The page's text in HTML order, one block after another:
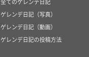
ゲレンデ日記（写真）
ゲレンデ日記（動画）
ゲレンデ日記の投稿方法